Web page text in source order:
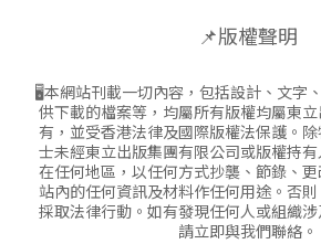
📌版權聲明
🖥本網站刊載一切內容，包括設計、文字
供下載的檔案等，均屬所有版權均屬東
有，並受香港法律及國際版權法保護。
士未經東立出版集團有限公司或版權持
在任何地區，以任何方式抄襲、節錄、
站內的任何資訊及材料作任何用途。否
採取法律行動。如有發現任何人或組織涉
請立即與我們聯絡。